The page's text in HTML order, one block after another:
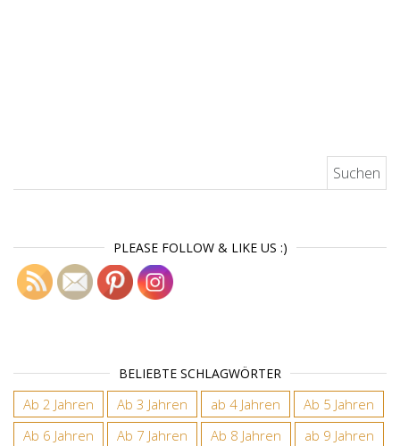
PLEASE FOLLOW & LIKE US :)
BELIEBTE SCHLAGWÖRTER
Ab 2 Jahren Ab 3 Jahren ab 4 Jahren
Ab 5 Jahren
Ab 6 Jahren
Ab 7 Jahren Ab 8 Jahren
ab 9 Jahren